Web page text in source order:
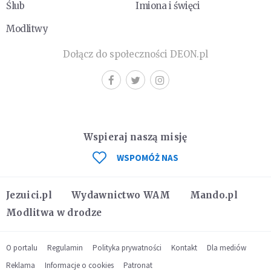
Ślub
Imiona i święci
Modlitwy
Dołącz do społeczności DEON.pl
Jezuici.pl Wydawnictwo WAM
Mando.pl
Modlitwa w drodze
Wspieraj naszą misję
WSPOMÓŻ NAS
O portalu Regulamin Polityka prywatności Kontakt
Dla mediów
Reklama
Informacje o cookies Patronat